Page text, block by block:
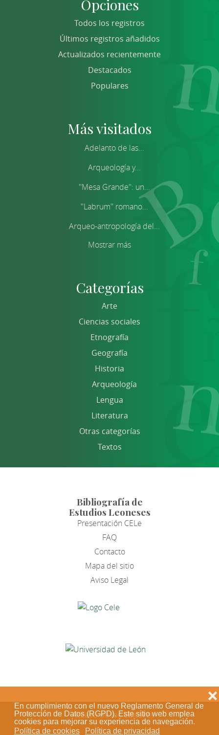
En cumplimiento con el nuevo Reglamento General de
Protección de Datos (RGPD). Este sitio web emplea
cookies para mejorar su experiencia de navegación.
Política de cookies
Política de privacidad
❌
Opciones
Todos los registros
Últimos registros añadidos
Actualizados recientemente
Destacados
Populares
Más visitados
Adelanto de las...
Arqueología y...
''Mesa Grande'': un...
''Labrum'' romano...
Arqueo-antropología del...
Mostrar más
Categorías
Arte
Ciencias sociales
Etnografía
Geografía
Historia
Arqueología
Lengua
Literatura
Otras categorías
Textos
Bibliografía de
Estudios Leoneses
Presentación CELe
FAQ
Contacto
Mapa del sitio
Aviso Legal
Acceso de los editores